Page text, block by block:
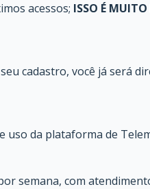
acessos; ISSO É
cadastro, você já será
uso da plataforma de
semana, com